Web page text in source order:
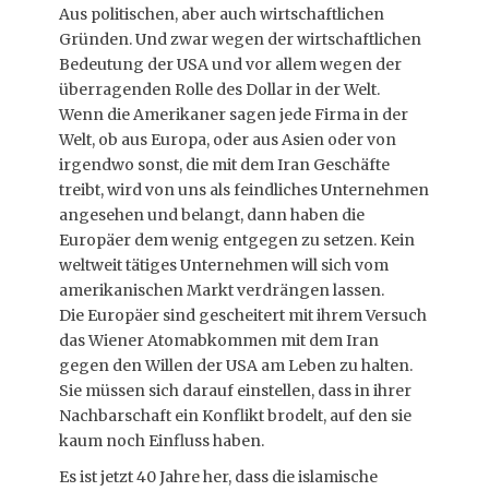
Aus politischen, aber auch wirtschaftlichen
Gründen. Und zwar wegen der wirtschaftlichen
Bedeutung der USA und vor allem wegen der
überragenden Rolle des Dollar in der Welt.
Wenn die Amerikaner sagen jede Firma in der
Welt, ob aus Europa, oder aus Asien oder von
irgendwo sonst, die mit dem Iran Geschäfte
treibt, wird von uns als feindliches Unternehmen
angesehen und belangt, dann haben die
Europäer dem wenig entgegen zu setzen. Kein
weltweit tätiges Unternehmen will sich vom
amerikanischen Markt verdrängen lassen.
Die Europäer sind gescheitert mit ihrem Versuch
das Wiener Atomabkommen mit dem Iran
gegen den Willen der USA am Leben zu halten.
Sie müssen sich darauf einstellen, dass in ihrer
Nachbarschaft ein Konflikt brodelt, auf den sie
kaum noch Einfluss haben.
Es ist jetzt 40 Jahre her, dass die islamische